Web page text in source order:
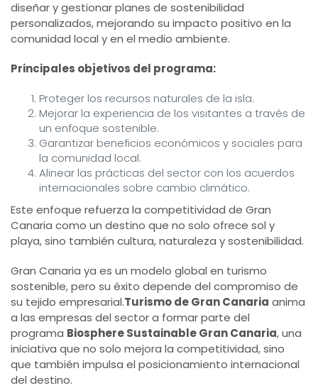
diseñar y gestionar planes de sostenibilidad
personalizados, mejorando su impacto positivo en la
comunidad local y en el medio ambiente.
Principales objetivos del programa:
Proteger los recursos naturales de la isla.
Mejorar la experiencia de los visitantes a través de
un enfoque sostenible.
Garantizar beneficios económicos y sociales para
la comunidad local.
Alinear las prácticas del sector con los acuerdos
internacionales sobre cambio climático.
Este enfoque refuerza la competitividad de Gran
Canaria como un destino que no solo ofrece sol y
playa, sino también cultura, naturaleza y sostenibilidad.
Gran Canaria ya es un modelo global en turismo
sostenible, pero su éxito depende del compromiso de
su tejido empresarial.Turismo de Gran Canaria anima
a las empresas del sector a formar parte del
programa Biosphere Sustainable Gran Canaria, una
iniciativa que no solo mejora la competitividad, sino
que también impulsa el posicionamiento internacional
del destino.